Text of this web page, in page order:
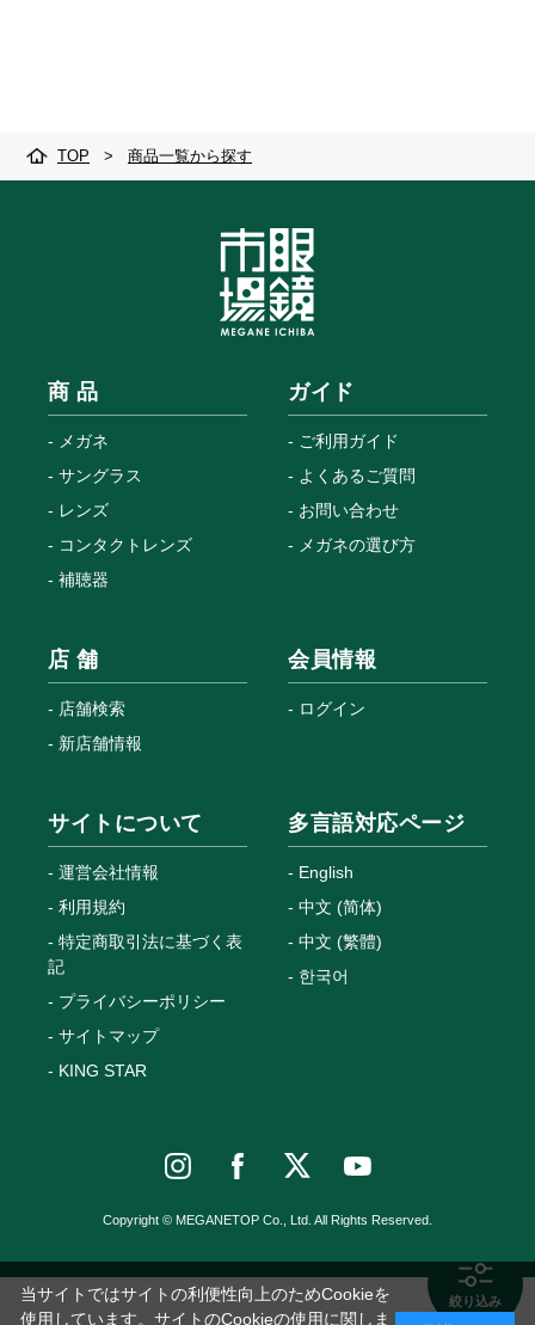
絞り込み
TOP > 商品一覧から探す
商 品
メガネ
サングラス
レンズ
コンタクトレンズ
補聴器
ガイド
ご利用ガイド
よくあるご質問
お問い合わせ
メガネの選び方
店 舗
店舗検索
新店舗情報
会員情報
ログイン
サイトについて
運営会社情報
利用規約
特定商取引法に基づく表
記
プライバシーポリシー
サイトマップ
KING STAR
多言語対応ページ
English
中文 (简体)
中文 (繁體)
한국어
Copyright © MEGANETOP Co., Ltd. All Rights Reserved.
当サイトではサイトの利便性向上のためCookieを
使用しています。サイトのCookieの使用に関しま